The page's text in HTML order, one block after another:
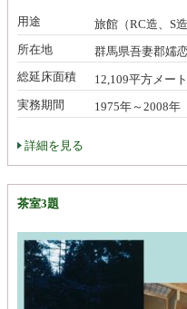
用途
旅館（RC造、S
所在地
群馬県吾妻郡嬬
総延床面積
12,109平方メー
実務期間
1975年～2008年
詳細を見る
茶室3題